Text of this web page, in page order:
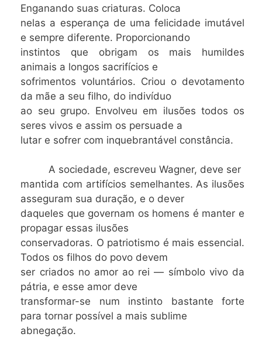
Enganando suas criaturas. Coloca
nelas a esperança de uma felicidade imutável
e sempre diferente. Proporcionando
instintos que obrigam os mais humildes
animais a longos sacrifícios e
sofrimentos voluntários. Criou o devotamento
da mãe a seu filho, do indivíduo
ao seu grupo. Envolveu em ilusões todos os
seres vivos e assim os persuade a
lutar e sofrer com inquebrantável constância.
A sociedade, escreveu Wagner, deve ser
mantida com artifícios semelhantes. As ilusões
asseguram sua duração, e o dever
daqueles que governam os homens é manter e
propagar essas ilusões
conservadoras. O patriotismo é mais essencial.
Todos os filhos do povo devem
ser criados no amor ao rei — símbolo vivo da
pátria, e esse amor deve
transformar-se num instinto bastante forte
para tornar possível a mais sublime
abnegação.